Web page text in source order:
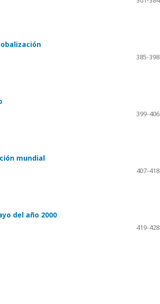
385-398
399-406
mundial
407-418
del año 2000
419-428